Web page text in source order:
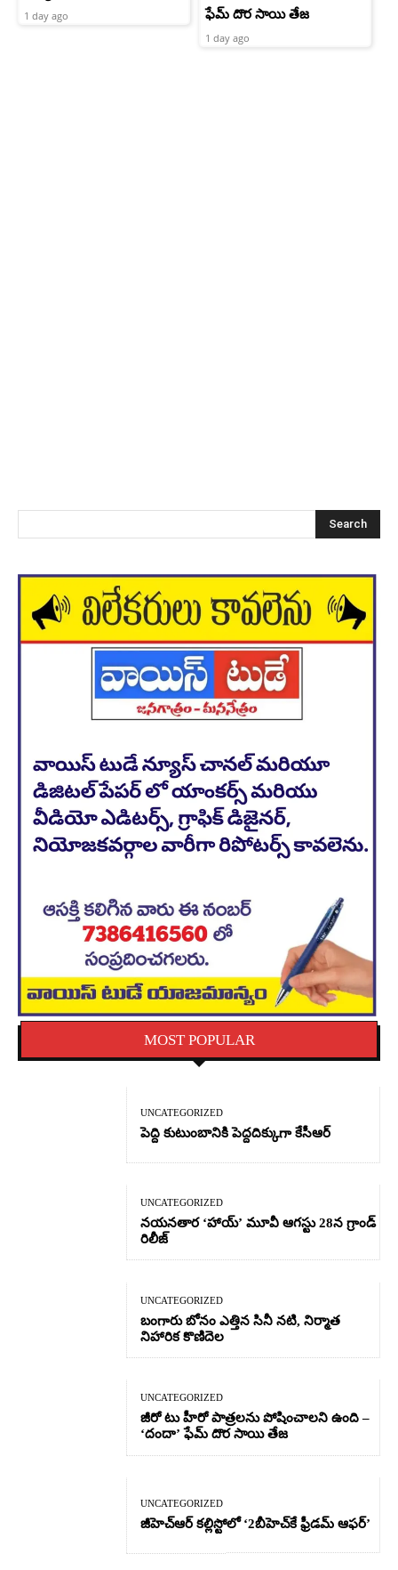
1 day ago ఫేమ్ దొర సాయి తేజ
1 day ago
Search
MOST POPULAR
UNCATEGORIZED
పెద్ది కుటుంబానికి పెద్దదిక్కుగా కేసీఆర్
UNCATEGORIZED
నయనతార ‘హాయ్’ మూవీ ఆగస్టు 28న గ్రాండ్
రిలీజ్
UNCATEGORIZED
బంగారు బోనం ఎత్తిన సినీ నటి, నిర్మాత
నిహారిక కొణిదెల
UNCATEGORIZED
జీరో టు హీరో పాత్రలను పోషించాలని ఉంది –
‘దందా’ ఫేమ్ దొర సాయి తేజ
UNCATEGORIZED
జీహెచ్ఆర్‌ కల్లిస్టోలో ‘2బీహెచ్‌కే ఫ్రీడమ్ ఆఫర్’